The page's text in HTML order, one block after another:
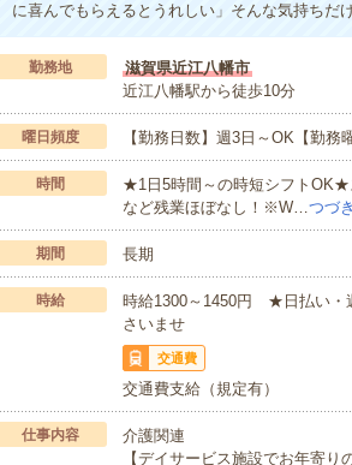
に喜んでもらえるとうれしい」そんな気持ちだ
勤務地
滋賀県近江八幡市
近江八幡駅から徒歩10分
曜日頻度 【勤務日数】週3日～OK【勤務
時間
★1日5時間～の時短シフトOK★
など残業ほぼなし！※W…つづ
期間 長期
時給
時給1300～1450円 ★日払い・
さいませ
交通費
交通費支給（規定有）
仕事内容
介護関連
【デイサービス施設でお年寄